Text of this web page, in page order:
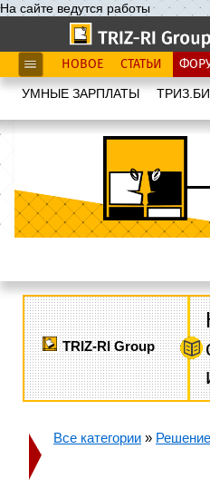
На сайте ведутся работы
НОВОЕ СТАТЬИ
УМНЫЕ ЗАРПЛАТЫ
TRIZ-RI Group
Все категории »